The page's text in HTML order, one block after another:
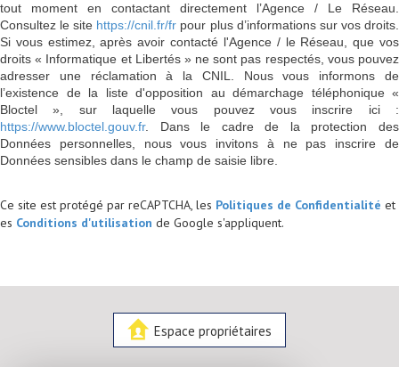
tout moment en contactant directement l’Agence / Le Réseau.
Consultez le site https://cnil.fr/fr pour plus d’informations sur vos droits.
Si vous estimez, après avoir contacté l'Agence / le Réseau, que vos
droits « Informatique et Libertés » ne sont pas respectés, vous pouvez
adresser une réclamation à la CNIL. Nous vous informons de
l’existence de la liste d'opposition au démarchage téléphonique «
Bloctel », sur laquelle vous pouvez vous inscrire ici :
https://www.bloctel.gouv.fr. Dans le cadre de la protection des
Données personnelles, nous vous invitons à ne pas inscrire de
Données sensibles dans le champ de saisie libre.
Ce site est protégé par reCAPTCHA, les Politiques de Confidentialité et
es Conditions d'utilisation de Google s'appliquent.
Espace propriétaires